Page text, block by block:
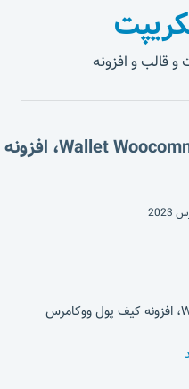
و قالب و افزونه
دانلود رایگان افزونه Wallet Woocommerce، افزونه